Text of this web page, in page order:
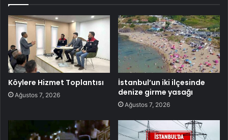
Köylere Hizmet Toplantısı
Ağustos 7, 2026
İstanbul’un iki ilçesinde
denize girme yasağı
Ağustos 7, 2026